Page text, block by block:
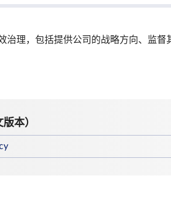
治理，包括提供公司的战略方向、监
本）